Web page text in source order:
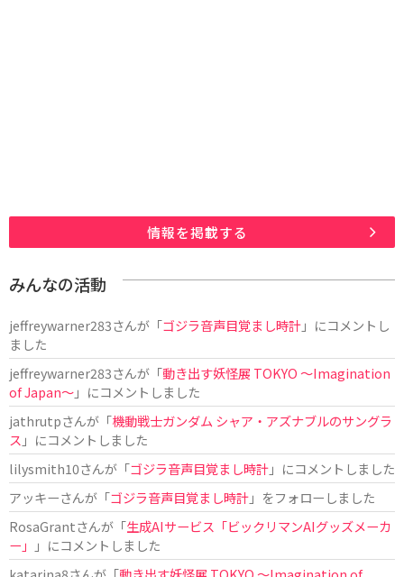
情報を掲載する
みんなの活動
jeffreywarner283さんが「ゴジラ音声目覚まし時計」にコメントし
ました
jeffreywarner283さんが「動き出す妖怪展 TOKYO 〜Imagination
of Japan〜」にコメントしました
jathrutpさんが「機動戦士ガンダム シャア・アズナブルのサングラ
ス 」にコメントしました
lilysmith10さんが「ゴジラ音声目覚まし時計」にコメントしました
アッキーさんが「ゴジラ音声目覚まし時計」をフォローしました
RosaGrantさんが「生成AIサービス「ビックリマンAIグッズメーカ
ー」
」にコメントしました